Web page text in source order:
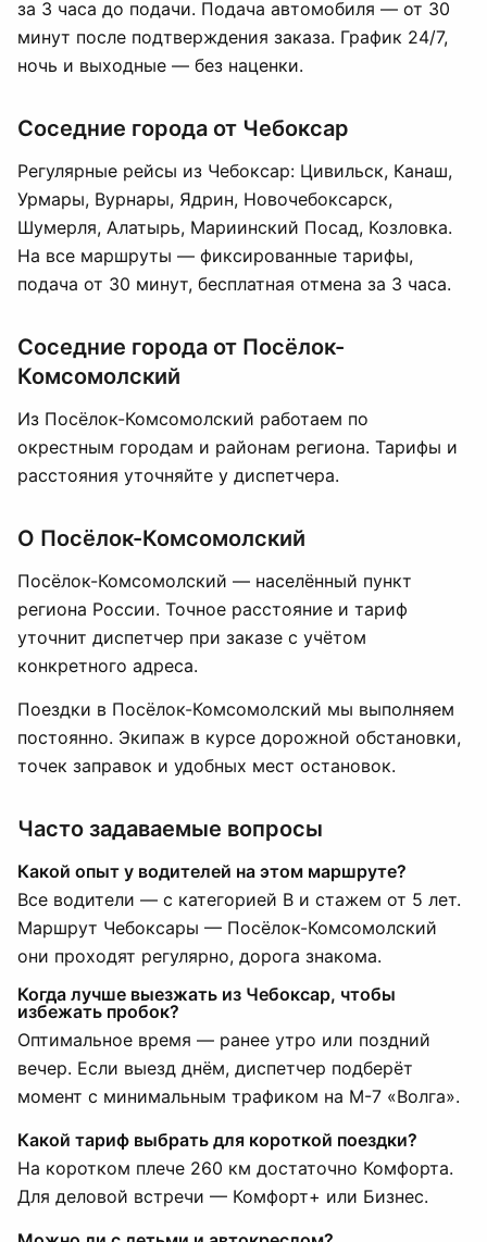
за 3 часа до подачи. Подача автомобиля — от 30
минут после подтверждения заказа. График 24/7,
ночь и выходные — без наценки.
Соседние города от Чебоксар
Регулярные рейсы из Чебоксар: Цивильск, Канаш,
Урмары, Вурнары, Ядрин, Новочебоксарск,
Шумерля, Алатырь, Мариинский Посад, Козловка.
На все маршруты — фиксированные тарифы,
подача от 30 минут, бесплатная отмена за 3 часа.
Соседние города от Посёлок-
Комсомолский
Из Посёлок-Комсомолский работаем по
окрестным городам и районам региона. Тарифы и
расстояния уточняйте у диспетчера.
О Посёлок-Комсомолский
Посёлок-Комсомолский — населённый пункт
региона России. Точное расстояние и тариф
уточнит диспетчер при заказе с учётом
конкретного адреса.
Поездки в Посёлок-Комсомолский мы выполняем
постоянно. Экипаж в курсе дорожной обстановки,
точек заправок и удобных мест остановок.
Часто задаваемые вопросы
Какой опыт у водителей на этом маршруте?
Все водители — с категорией B и стажем от 5 лет.
Маршрут Чебоксары — Посёлок-Комсомолский
они проходят регулярно, дорога знакома.
Когда лучше выезжать из Чебоксар, чтобы
избежать пробок?
Оптимальное время — ранее утро или поздний
вечер. Если выезд днём, диспетчер подберёт
момент с минимальным трафиком на М-7 «Волга».
Какой тариф выбрать для короткой поездки?
На коротком плече 260 км достаточно Комфорта.
Для деловой встречи — Комфорт+ или Бизнес.